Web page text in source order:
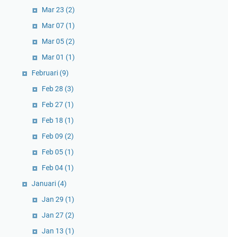
Mar 23 (2)
Mar 07 (1)
Mar 05 (2)
Mar 01 (1)
Februari (9)
Feb 28 (3)
Feb 27 (1)
Feb 18 (1)
Feb 09 (2)
Feb 05 (1)
Feb 04 (1)
Januari (4)
Jan 29 (1)
Jan 27 (2)
Jan 13 (1)